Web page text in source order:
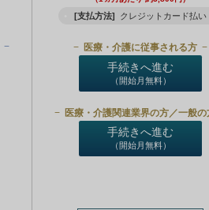
[支払方法] クレジットカード払い
医療・介護に従事される方
手続きへ進む
（開始月無料）
医療・介護関連業界の方／一般の
手続きへ進む
（開始月無料）